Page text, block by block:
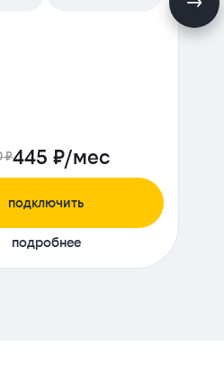
₽445 ₽/мес
подключить
подробнее